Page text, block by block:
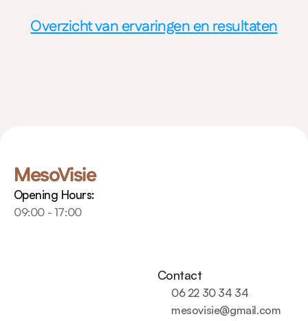
Overzicht van ervaringen en resultaten
MesoVisie
Opening Hours:
09:00 - 17:00
Contact
06 22 30 34 34
mesovisie@gmail.com